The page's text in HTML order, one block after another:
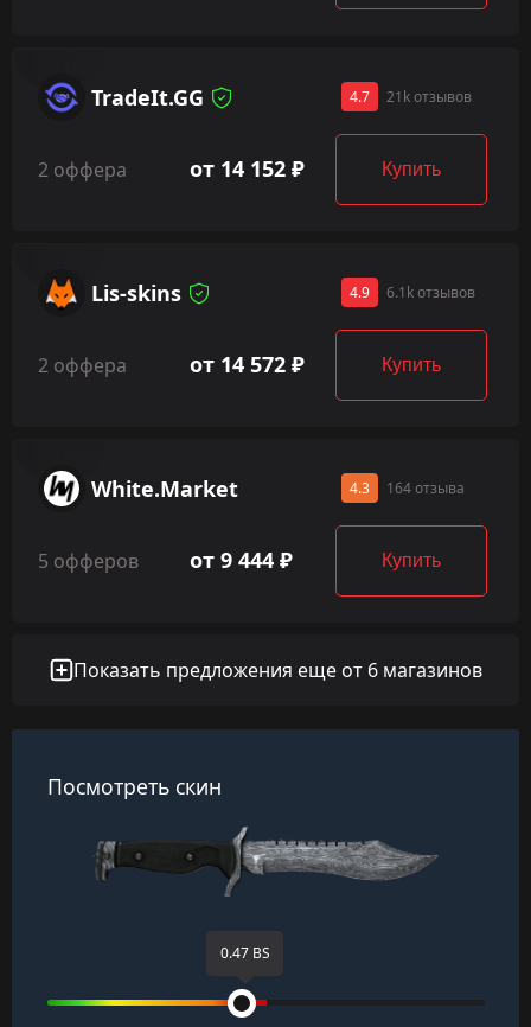
TradeIt.GG 4.7 21k отзывов
2 оффера от 14 152 ₽ Купить
Lis-skins 4.9 6.1k отзывов
2 оффера от 14 572 ₽ Купить
White.Market 4.3 164 отзыва
5 офферов от 9 444 ₽ Купить
Показать предложения еще от 6 магазинов
Посмотреть скин
0.47 BS